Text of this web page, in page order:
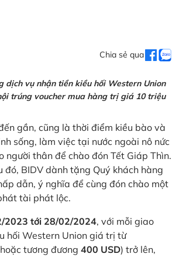
Chia sẻ qua
dịch vụ nhận tiền kiều hối Western Union
trúng voucher mua hàng trị giá 10 triệu
gần, cũng là thời điểm kiều bào và
sống, làm việc tại nước ngoài nô nức
người thân để chào đón Tết Giáp Thìn.
đó, BIDV dành tặng Quý khách hàng
dẫn, ý nghĩa để cùng đón chào một
tài phát lộc.
2023 tới 28/02/2024, với mỗi giao
hối Western Union giá trị từ
tương đương 400 USD) trở lên,